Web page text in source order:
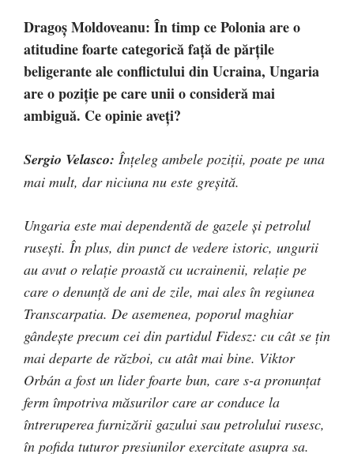
Dragoș Moldoveanu: În timp ce Polonia are o
atitudine foarte categorică față de părțile
beligerante ale conflictului din Ucraina, Ungaria
are o poziție pe care unii o consideră mai
ambiguă. Ce opinie aveți?
Sergio Velasco: Înțeleg ambele poziții, poate pe una
mai mult, dar niciuna nu este greșită.
Ungaria este mai dependentă de gazele și petrolul
rusești. În plus, din punct de vedere istoric, ungurii
au avut o relație proastă cu ucrainenii, relație pe
care o denunță de ani de zile, mai ales în regiunea
Transcarpatia. De asemenea, poporul maghiar
gândește precum cei din partidul Fidesz: cu cât se țin
mai departe de război, cu atât mai bine. Viktor
Orbán a fost un lider foarte bun, care s-a pronunțat
ferm împotriva măsurilor care ar conduce la
întreruperea furnizării gazului sau petrolului rusesc,
în pofida tuturor presiunilor exercitate asupra sa.